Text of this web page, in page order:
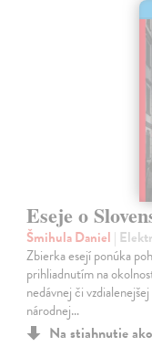
Eseje o
Šmihula Daniel |
Zbierka esejí ponúka
prihliadnutím na
nedávnej či
národnej…
Na stiahnutie ako